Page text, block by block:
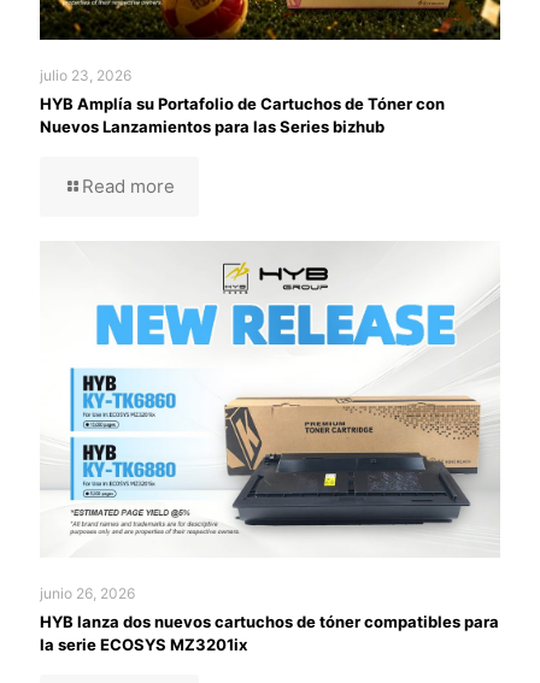
julio 23, 2026
HYB Amplía su Portafolio de Cartuchos de Tóner con
Nuevos Lanzamientos para las Series bizhub
Read more
junio 26, 2026
HYB lanza dos nuevos cartuchos de tóner compatibles para
la serie ECOSYS MZ3201ix